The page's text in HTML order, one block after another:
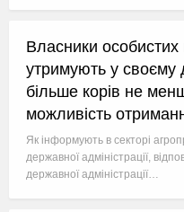
Власники особистих
утримують у своєму
більше корів не
можливість
Як інформують в секторі
державної адміністрації,
державної адміністрації…